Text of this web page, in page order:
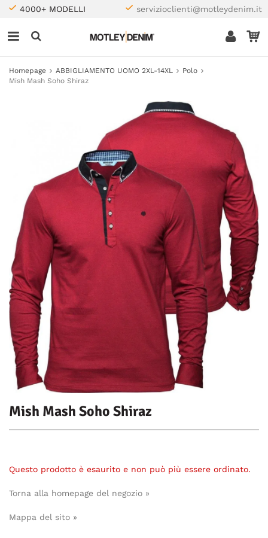
4000+ MODELLI servizioclienti@motleydenim.it
Homepage ABBIGLIAMENTO UOMO 2XL-14XL
Polo
Mish Mash Soho Shiraz
Mish Mash Soho Shiraz
Questo prodotto è esaurito e non può più essere ordinato.
Torna alla homepage del negozio »
Mappa del sito »